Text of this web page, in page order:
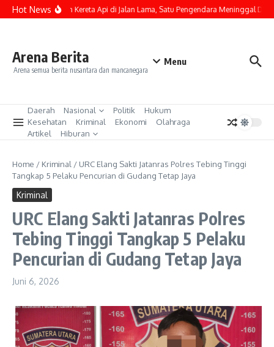
Lewati ke konten
Hot News
Kecelakaan Kereta Api di Jalan Lama, Satu Pengendara Meninggal Dunia
Arena Berita
Arena semua berita nusantara dan mancanegara
Menu
Daerah Nasional Politik
Hukum
Kesehatan
Kriminal Ekonomi
Olahraga
Artikel
Hiburan
Home / Kriminal / URC Elang Sakti Jatanras Polres Tebing Tinggi
Tangkap 5 Pelaku Pencurian di Gudang Tetap Jaya
Kriminal
URC Elang Sakti Jatanras Polres
Tebing Tinggi Tangkap 5 Pelaku
Pencurian di Gudang Tetap Jaya
Juni 6, 2026